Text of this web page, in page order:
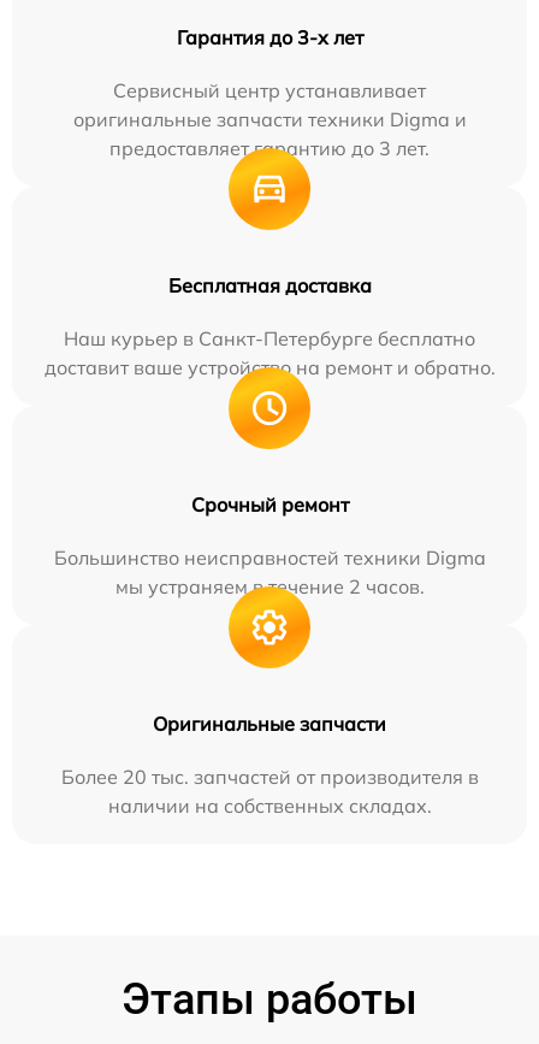
Гарантия до 3-х лет
Сервисный центр устанавливает
оригинальные запчасти техники Digma и
предоставляет гарантию до 3 лет.
Бесплатная доставка
Наш курьер в Санкт-Петербурге бесплатно
доставит ваше устройство на ремонт и обратно.
Срочный ремонт
Большинство неисправностей техники Digma
мы устраняем в течение 2 часов.
Оригинальные запчасти
Более 20 тыс. запчастей от производителя в
наличии на собственных складах.
Этапы работы